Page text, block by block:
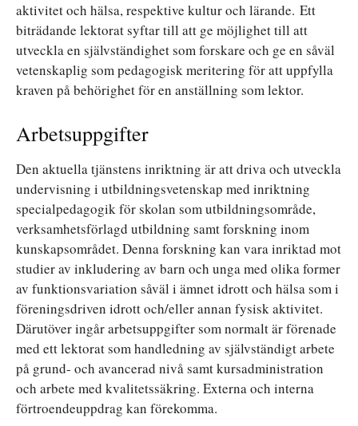
aktivitet och hälsa, respektive kultur och lärande. Ett
biträdande lektorat syftar till att ge möjlighet till att
utveckla en självständighet som forskare och ge en såväl
vetenskaplig som pedagogisk meritering för att uppfylla
kraven på behörighet för en anställning som lektor.
Arbetsuppgifter
Den aktuella tjänstens inriktning är att driva och utveckla
undervisning i utbildningsvetenskap med inriktning
specialpedagogik för skolan som utbildningsområde,
verksamhetsförlagd utbildning samt forskning inom
kunskapsområdet. Denna forskning kan vara inriktad mot
studier av inkludering av barn och unga med olika former
av funktionsvariation såväl i ämnet idrott och hälsa som i
föreningsdriven idrott och/eller annan fysisk aktivitet.
Därutöver ingår arbetsuppgifter som normalt är förenade
med ett lektorat som handledning av självständigt arbete
på grund- och avancerad nivå samt kursadministration
och arbete med kvalitetssäkring. Externa och interna
förtroendeuppdrag kan förekomma.